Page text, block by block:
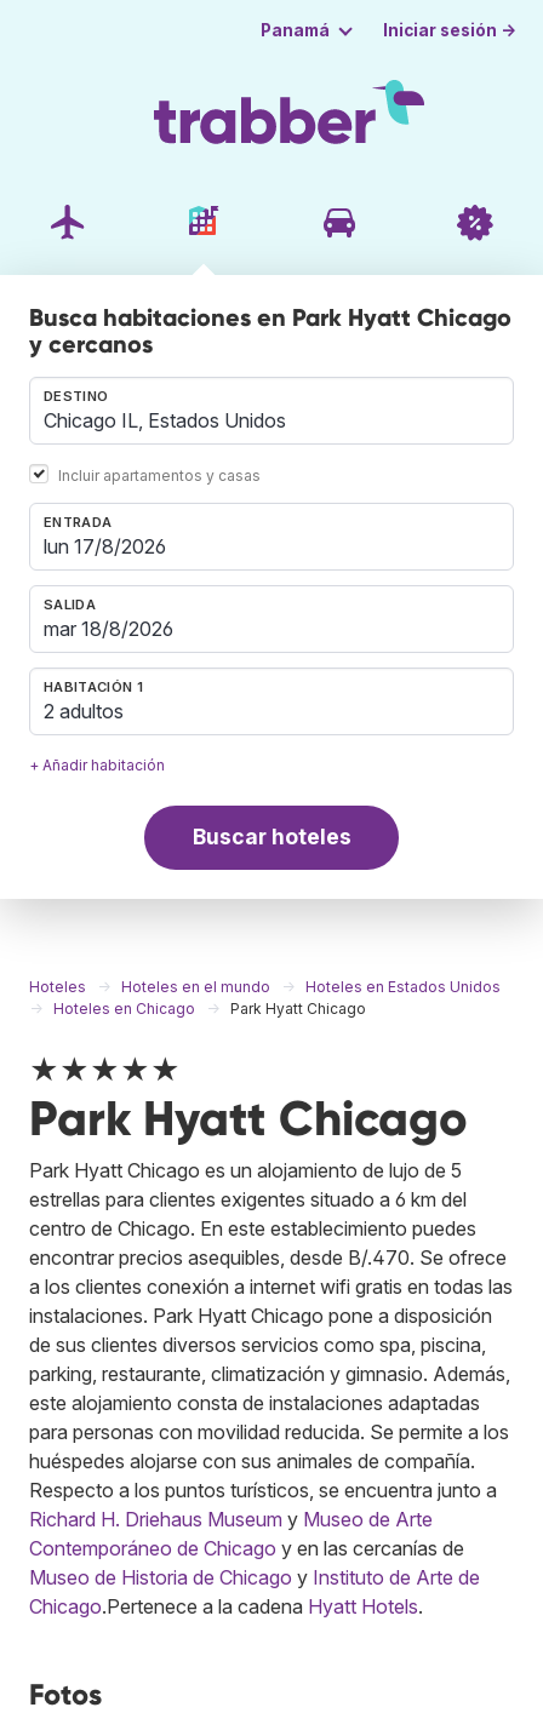
Panamá Iniciar sesión →
Busca habitaciones en Park Hyatt Chicago
y cercanos
DESTINO
Incluir apartamentos y casas
ENTRADA
SALIDA
HABITACIÓN 1
2 adultos
+ Añadir habitación
Buscar hoteles
Hoteles Hoteles en el mundo
Hoteles en Estados Unidos
Hoteles en Chicago
Park Hyatt Chicago
★★★★★
Park Hyatt Chicago
Park Hyatt Chicago es un alojamiento de lujo de 5
estrellas para clientes exigentes situado a 6 km del
centro de Chicago. En este establecimiento puedes
encontrar precios asequibles, desde B/.470. Se ofrece
a los clientes conexión a internet wifi gratis en todas las
instalaciones. Park Hyatt Chicago pone a disposición
de sus clientes diversos servicios como spa, piscina,
parking, restaurante, climatización y gimnasio. Además,
este alojamiento consta de instalaciones adaptadas
para personas con movilidad reducida. Se permite a los
huéspedes alojarse con sus animales de compañía.
Respecto a los puntos turísticos, se encuentra junto a
Richard H. Driehaus Museum y Museo de Arte
Contemporáneo de Chicago y en las cercanías de
Museo de Historia de Chicago y Instituto de Arte de
Chicago.Pertenece a la cadena Hyatt Hotels.
Fotos